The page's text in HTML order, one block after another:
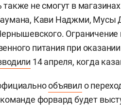
не смогут в
Кави Наджми, Мусы
питания при
14 апреля, когда
объявил о
форвард будет